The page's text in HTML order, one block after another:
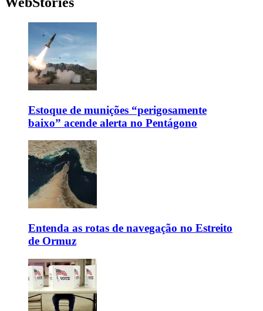
Estoque de munições “perigosamente
baixo” acende alerta no Pentágono
Entenda as rotas de navegação no Estreito
de Ormuz